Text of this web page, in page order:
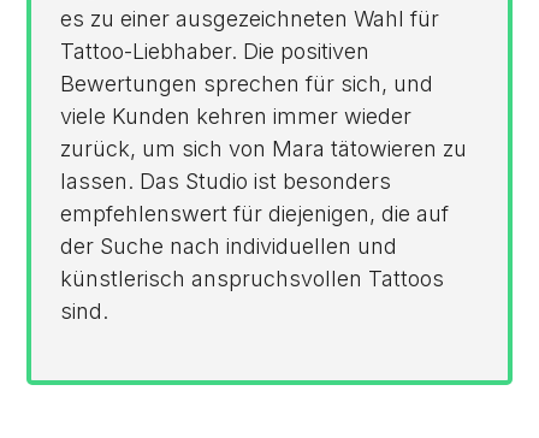
es zu einer ausgezeichneten Wahl für
Tattoo-Liebhaber. Die positiven
Bewertungen sprechen für sich, und
viele Kunden kehren immer wieder
zurück, um sich von Mara tätowieren zu
lassen. Das Studio ist besonders
empfehlenswert für diejenigen, die auf
der Suche nach individuellen und
künstlerisch anspruchsvollen Tattoos
sind.